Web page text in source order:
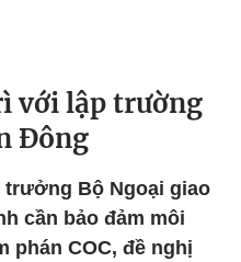
với lập trường
Đông
trưởng Bộ Ngoại giao
cần bảo đảm môi
phán COC, đề nghị